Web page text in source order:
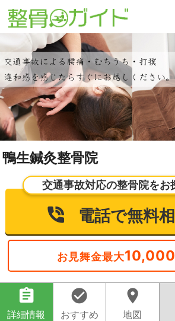
鴨生鍼灸整骨院
交通事故対応の整骨院をお
電話で無料
お見舞金最大10,000
assignment
詳細情報
check_circle
おすすめ
location_on
地図